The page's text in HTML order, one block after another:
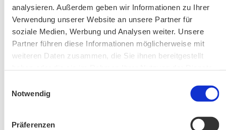
analysieren. Außerdem geben wir Informationen zu Ihrer
Verwendung unserer Website an unsere Partner für
soziale Medien, Werbung und Analysen weiter. Unsere
Partner führen diese Informationen möglicherweise mit
weiteren Daten zusammen, die Sie ihnen bereitgestellt
Notwendig
Präferenzen
Aktuelle Änderungen bei unseren Exkursionen
Café Pauli / Das Bergpanorama rund um Aschau